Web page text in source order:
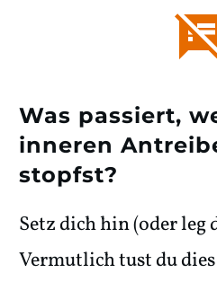
Was passiert,
inneren
stopfst?
Setz dich hin (oder leg
Vermutlich tust du